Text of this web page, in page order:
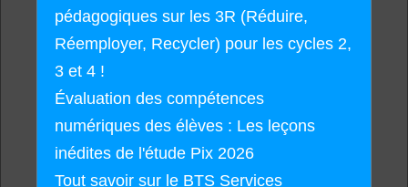
pédagogiques sur les 3R (Réduire,
Réemployer, Recycler) pour les cycles 2,
3 et 4 !
Évaluation des compétences
numériques des élèves : Les leçons
inédites de l'étude Pix 2026
Tout savoir sur le BTS Services